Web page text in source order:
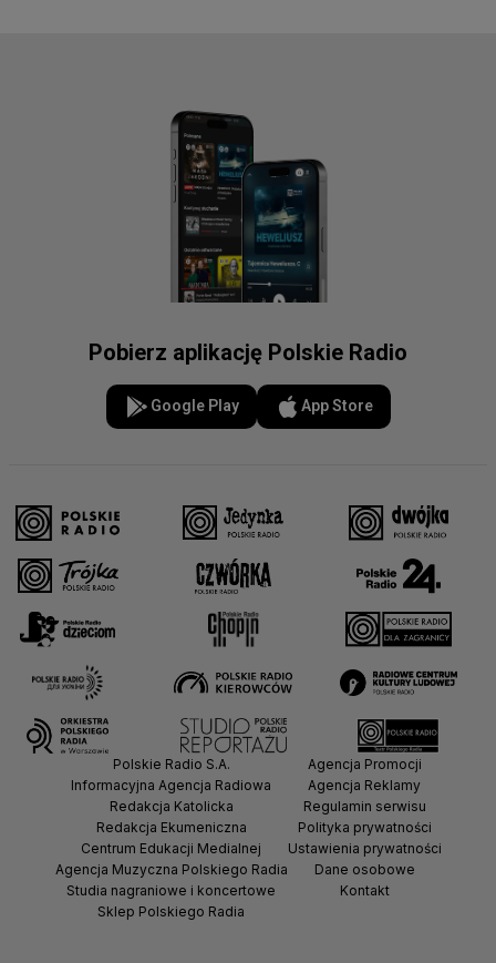
Pobierz aplikację Polskie Radio
Google Play App Store
Polskie Radio S.A.
Informacyjna Agencja Radiowa
Redakcja Katolicka
Redakcja Ekumeniczna
Centrum Edukacji Medialnej
Agencja Muzyczna Polskiego Radia
Studia nagraniowe i koncertowe
Sklep Polskiego Radia
Agencja Promocji
Agencja Reklamy
Regulamin serwisu
Polityka prywatności
Ustawienia prywatności
Dane osobowe
Kontakt